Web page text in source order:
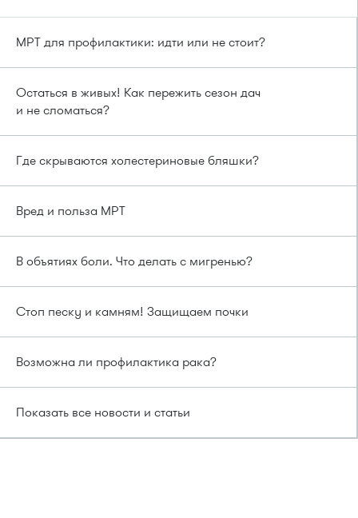
МРТ для профилактики: идти или не стоит?
Остаться в живых! Как пережить сезон дач
и не сломаться?
Где скрываются холестериновые бляшки?
Вред и польза МРТ
В объятиях боли. Что делать с мигренью?
Стоп песку и камням! Защищаем почки
Возможна ли профилактика рака?
Показать все новости и статьи